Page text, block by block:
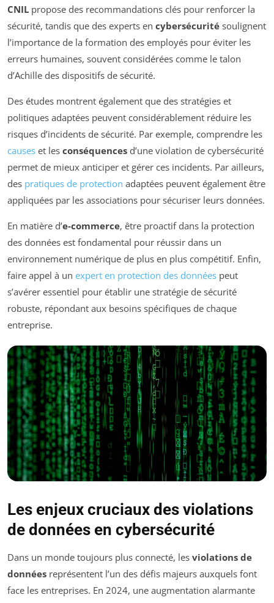
CNIL propose des recommandations clés pour renforcer la
sécurité, tandis que des experts en cybersécurité soulignent
l’importance de la formation des employés pour éviter les
erreurs humaines, souvent considérées comme le talon
d’Achille des dispositifs de sécurité.
Des études montrent également que des stratégies et
politiques adaptées peuvent considérablement réduire les
risques d’incidents de sécurité. Par exemple, comprendre les
causes et les conséquences d’une violation de cybersécurité
permet de mieux anticiper et gérer ces incidents. Par ailleurs,
des pratiques de protection adaptées peuvent également être
appliquées par les associations pour sécuriser leurs données.
En matière d’e-commerce, être proactif dans la protection
des données est fondamental pour réussir dans un
environnement numérique de plus en plus compétitif. Enfin,
faire appel à un expert en protection des données peut
s’avérer essentiel pour établir une stratégie de sécurité
robuste, répondant aux besoins spécifiques de chaque
entreprise.
Les enjeux cruciaux des violations
de données en cybersécurité
Dans un monde toujours plus connecté, les violations de
données représentent l’un des défis majeurs auxquels font
face les entreprises. En 2024, une augmentation alarmante